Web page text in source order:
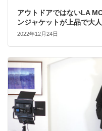
アウトドアではないLA
ンジャケットが上品で大
2022年12月24日